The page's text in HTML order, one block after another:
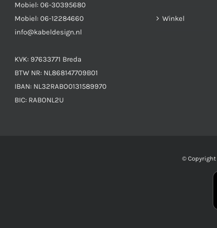
Mobiel: 06-30395680
Mobiel: 06-12284660
info@kabeldesign.nl
KVK: 97633771 Breda
BTW NR: NL868147709B01
IBAN: NL32RABO0131589970
BIC: RABONL2U
Winkel
© Copyright